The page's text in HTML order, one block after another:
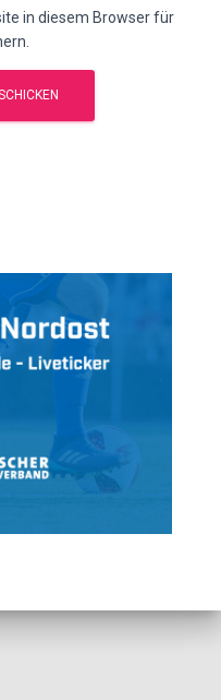
in diesem Browser für